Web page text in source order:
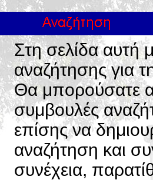
Στη σελίδα αυτή
αναζήτησης για
Θα μπορούσατε
συμβουλές
επίσης να
αναζήτηση και
συνέχεια,